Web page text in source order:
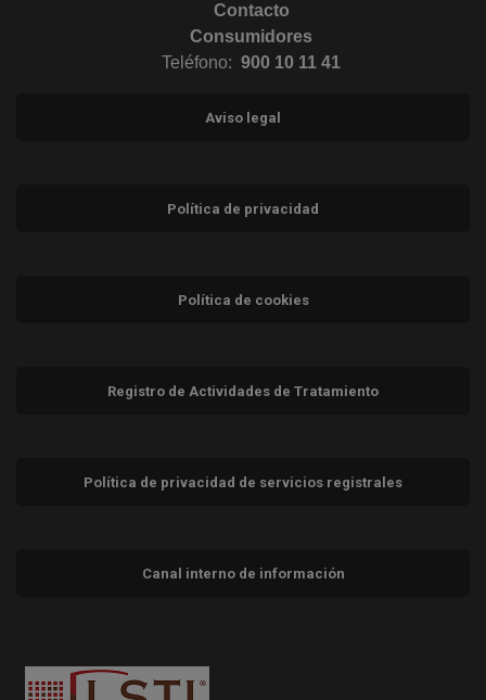
Contacto
Consumidores
Teléfono: 900 10 11 41
Aviso legal
Política de privacidad
Política de cookies
Registro de Actividades de Tratamiento
Política de privacidad de servicios registrales
Canal interno de información